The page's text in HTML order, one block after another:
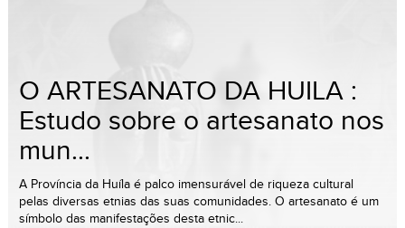
O ARTESANATO DA HUILA :
Estudo sobre o artesanato nos
mun...
A Província da Huíla é palco imensurável de riqueza cultural
pelas diversas etnias das suas comunidades. O artesanato é um
símbolo das manifestações desta etnic...